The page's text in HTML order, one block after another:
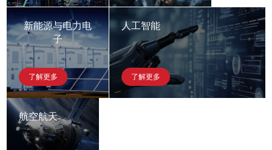
新能源与电力电
子
了解更多
人工智能
了解更多
航空航天